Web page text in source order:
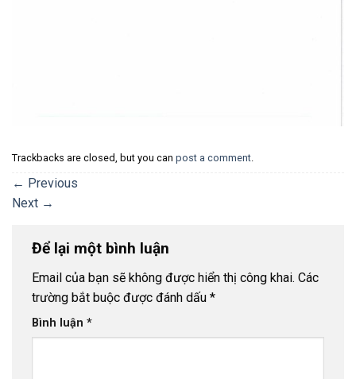
Trackbacks are closed, but you can post a comment.
← Previous
Next →
Để lại một bình luận
Email của bạn sẽ không được hiển thị công khai. Các
trường bắt buộc được đánh dấu *
Bình luận *